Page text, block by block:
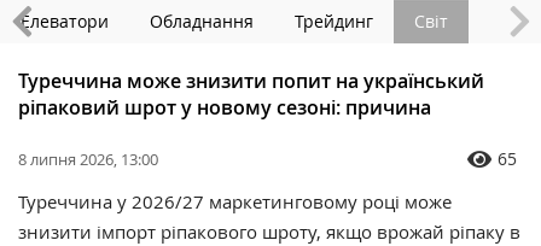
Елеватори Обладнання Трейдинг Світ
Туреччина може знизити попит на український
ріпаковий шрот у новому сезоні: причина
8 липня 2026, 13:00 65
Туреччина у 2026/27 маркетинговому році може
знизити імпорт ріпакового шроту, якщо врожай ріпаку в